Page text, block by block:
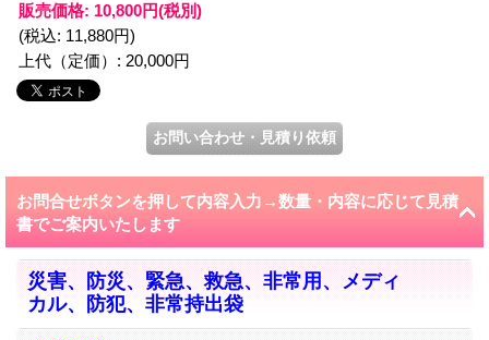
販売価格: 10,800円(税別)
(税込: 11,880円)
上代（定価） : 20,000円
お問合せボタンを押して内容入力→数量・内容に応じて見積
書でご案内いたします
災害、防災、緊急、救急、非常用、メディ
カル、防犯、非常持出袋